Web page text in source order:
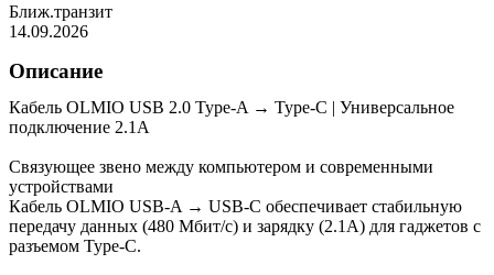
Ближ.транзит
14.09.2026
Описание
Кабель OLMIO USB 2.0 Type-A → Type-C | Универсальное
подключение 2.1А
Связующее звено между компьютером и современными
устройствами
Кабель OLMIO USB-A → USB-C обеспечивает стабильную
передачу данных (480 Мбит/с) и зарядку (2.1А) для гаджетов с
разъемом Type-C.